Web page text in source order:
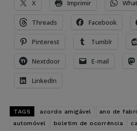
X Imprimir
Threads Facebook
Pinterest Tumblr
Nextdoor E-mail
LinkedIn
TAGS acordo amigável ano de
automóvel
boletim de ocorrência